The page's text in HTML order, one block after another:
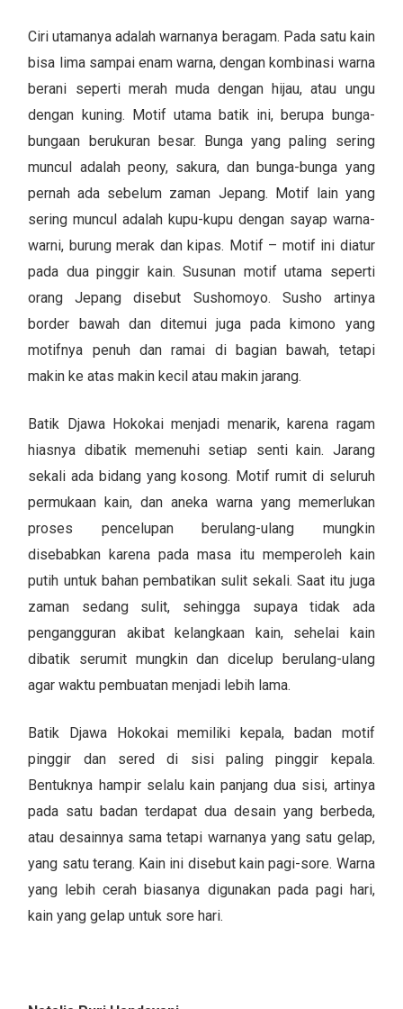
Ciri utamanya adalah warnanya beragam. Pada satu kain
bisa lima sampai enam warna, dengan kombinasi warna
berani seperti merah muda dengan hijau, atau ungu
dengan kuning. Motif utama batik ini, berupa bunga-
bungaan berukuran besar. Bunga yang paling sering
muncul adalah peony, sakura, dan bunga-bunga yang
pernah ada sebelum zaman Jepang. Motif lain yang
sering muncul adalah kupu-kupu dengan sayap warna-
warni, burung merak dan kipas. Motif – motif ini diatur
pada dua pinggir kain. Susunan motif utama seperti
orang Jepang disebut Sushomoyo. Susho artinya
border bawah dan ditemui juga pada kimono yang
motifnya penuh dan ramai di bagian bawah, tetapi
makin ke atas makin kecil atau makin jarang.
Batik Djawa Hokokai menjadi menarik, karena ragam
hiasnya dibatik memenuhi setiap senti kain. Jarang
sekali ada bidang yang kosong. Motif rumit di seluruh
permukaan kain, dan aneka warna yang memerlukan
proses pencelupan berulang-ulang mungkin
disebabkan karena pada masa itu memperoleh kain
putih untuk bahan pembatikan sulit sekali. Saat itu juga
zaman sedang sulit, sehingga supaya tidak ada
pengangguran akibat kelangkaan kain, sehelai kain
dibatik serumit mungkin dan dicelup berulang-ulang
agar waktu pembuatan menjadi lebih lama.
Batik Djawa Hokokai memiliki kepala, badan motif
pinggir dan sered di sisi paling pinggir kepala.
Bentuknya hampir selalu kain panjang dua sisi, artinya
pada satu badan terdapat dua desain yang berbeda,
atau desainnya sama tetapi warnanya yang satu gelap,
yang satu terang. Kain ini disebut kain pagi-sore. Warna
yang lebih cerah biasanya digunakan pada pagi hari,
kain yang gelap untuk sore hari.